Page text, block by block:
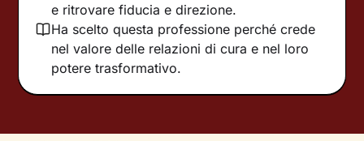
e ritrovare fiducia e direzione.
Ha scelto questa professione perché crede
nel valore delle relazioni di cura e nel loro
potere trasformativo.